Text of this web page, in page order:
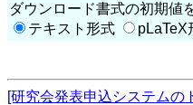
ダウンロード書式の初期値
テキスト形式
pLaTeX
[研究会発表申込システムの